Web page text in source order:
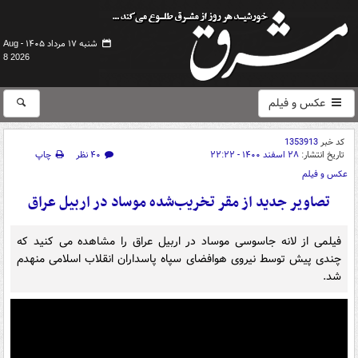
شنبه ۱۷ مرداد ۱۴۰۵ -
Aug
8 2026
عکس و فیلم
کد خبر1353913
تاریخ انتشار: ۲۸ اسفند ۱۴۰۰ - ۲۲:۲۲ ۴۰ نظر
چاپ
عکس و فیلم
تصاویر جدید از مقر تخریب‌شده موساد در اربیل عراق
فیلمی از لانه جاسوسی موساد در اربیل عراق را مشاهده می کنید که
چندی پیش توسط نیروی هوافضای سپاه پاسداران انقلاب اسلامی منهدم
شد.